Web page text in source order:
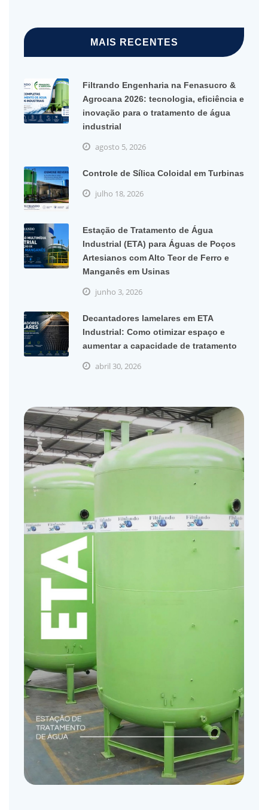
MAIS RECENTES
Filtrando Engenharia na Fenasucro &
Agrocana 2026: tecnologia, eficiência e
inovação para o tratamento de água
industrial
agosto 5, 2026
Controle de Sílica Coloidal em Turbinas
julho 18, 2026
Estação de Tratamento de Água
Industrial (ETA) para Águas de Poços
Artesianos com Alto Teor de Ferro e
Manganês em Usinas
junho 3, 2026
Decantadores lamelares em ETA
Industrial: Como otimizar espaço e
aumentar a capacidade de tratamento
abril 30, 2026